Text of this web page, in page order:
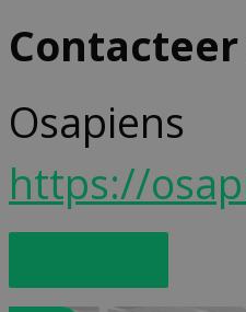
Contacteer
Osapiens
https://